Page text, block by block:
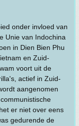
onder invloed van
Unie van Indochina
in Dien Bien Phu
en Zuid-
voort uit de
actief in Zuid-
aangenomen
er niet over eens
gedurende de